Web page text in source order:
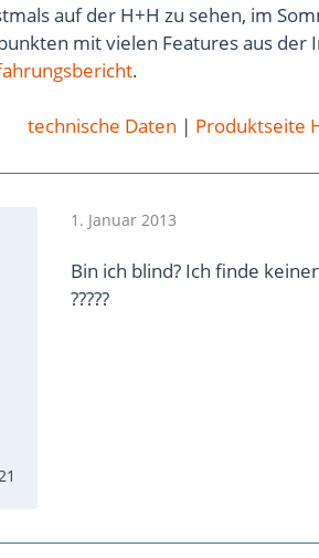
auf der H+H zu sehen, im
mit vielen Features aus
.
technische Daten | Produktseite
1. Januar 2013
Bin ich blind? Ich finde
?????